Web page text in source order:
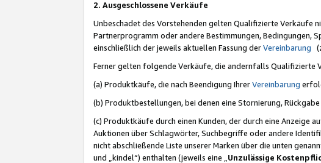
2. Ausgeschlossene Verkäufe
Unbeschadet des Vorstehenden gelten Qualifizierte Verkäufe
Partnerprogramm oder andere Bestimmungen, Bedingungen,
einschließlich der jeweils aktuellen Fassung derVereinbarung
Ferner gelten folgende Verkäufe, die andernfalls Qualifizierte
(a) Produktkäufe, die nach Beendigung IhrerVereinbarung
(b) Produktbestellungen, bei denen eine Stornierung,
(c) Produktkäufe durch einen Kunden, der durch eine Anzeige
Auktionen über Schlagwörter, Suchbegriffe oder andere
nicht abschließende Liste unserer Marken über die unten
und „kindel“) enthalten (jeweils eine „ Unzulässige